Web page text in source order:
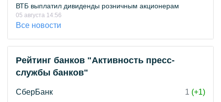
ВТБ выплатил дивиденды розничным акционерам
05 августа 14:56
Все новости
Рейтинг банков "Активность пресс-
службы банков"
СберБанк 1 (+1)